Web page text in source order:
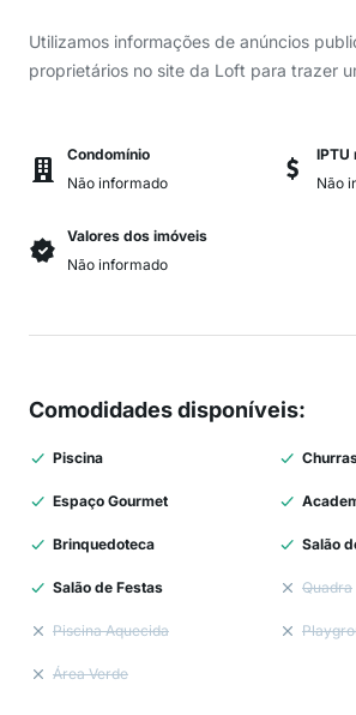
Utilizamos informações de anúncios
proprietários no site da Loft para trazer
Condomínio
Não informado
IPTU
Não
Valores dos imóveis
Não informado
Comodidades disponíveis:
Piscina
Espaço Gourmet
Brinquedoteca Salão
Salão de Festas Quadra
Piscina Aquecida
Área Verde